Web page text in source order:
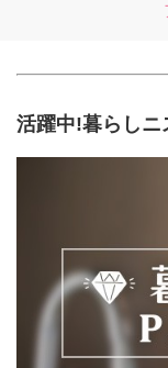
活躍中!暮らしニ